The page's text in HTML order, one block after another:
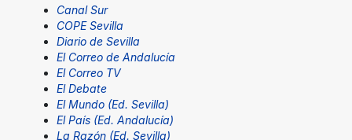
Canal Sur
COPE Sevilla
Diario de Sevilla
El Correo de Andalucía
El Correo TV
El Debate
El Mundo (Ed. Sevilla)
El País (Ed. Andalucía)
La Razón (Ed. Sevilla)